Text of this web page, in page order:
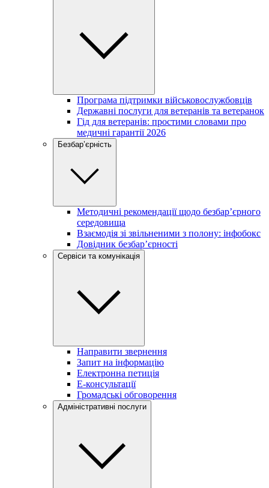
Програма підтримки військовослужбовців
Державні послуги для ветеранів та ветеранок
Гід для ветеранів: простими словами про
медичні гарантії 2026
Безбар’єрність
Методичні рекомендації щодо безбар’єрного
середовища
Взаємодія зі звільненими з полону: інфобокс
Довідник безбар’єрності
Сервіси та комунікація
Направити звернення
Запит на інформацію
Електронна петиція
Е-консультації
Громадські обговорення
Адміністративні послуги